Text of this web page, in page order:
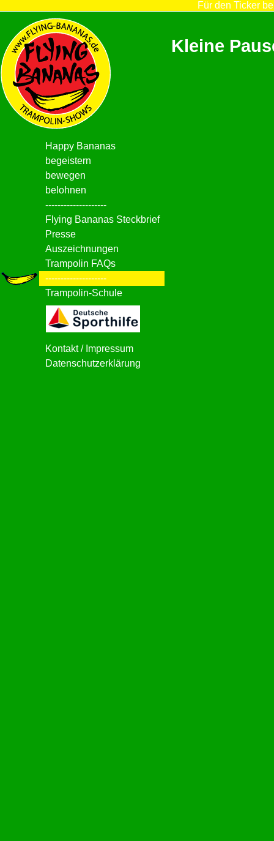
Für den Ticker
Happy Bananas
begeistern
bewegen
belohnen
--------------------
Flying Bananas Steckbrief
Presse
Auszeichnungen
Trampolin FAQs
--------------------
Trampolin-Schule
Kontakt / Impressum
Datenschutzerklärung
Kleine